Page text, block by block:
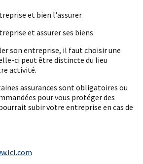
et bien l'assurer
et assurer ses biens
son entreprise, il faut choisir une
ci peut être distincte du lieu
activité.
assurances sont obligatoires ou
pour vous protéger des
subir votre entreprise en cas de